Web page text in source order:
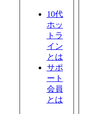
10代
ホッ
トラ
イン
とは
サポ
ート
会員
とは